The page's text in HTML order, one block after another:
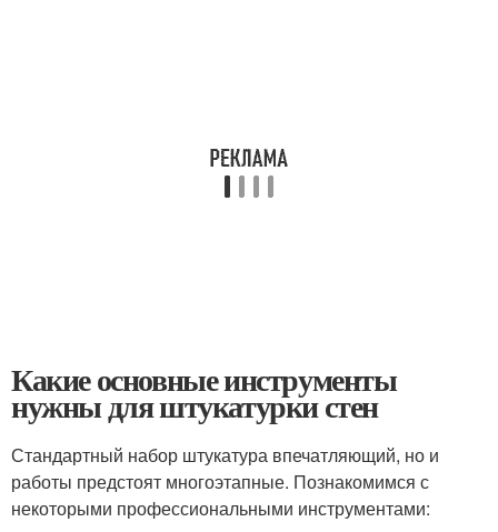
Какие основные инструменты
нужны для штукатурки стен
Стандартный набор штукатура впечатляющий, но и
работы предстоят многоэтапные. Познакомимся с
некоторыми профессиональными инструментами: